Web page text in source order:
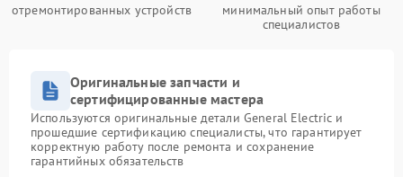
отремонтированных устройств
минимальный опыт работы
специалистов
Оригинальные запчасти и
сертифицированные мастера
Используются оригинальные детали General Electric и
прошедшие сертификацию специалисты, что гарантирует
корректную работу после ремонта и сохранение
гарантийных обязательств